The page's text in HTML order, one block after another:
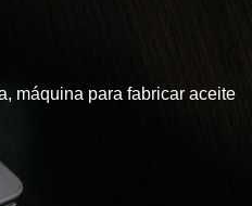
máquina para fabricar aceite